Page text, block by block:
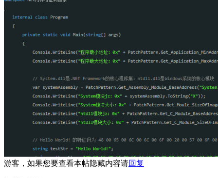
游客，如果您要查看本帖隐藏内容请回复